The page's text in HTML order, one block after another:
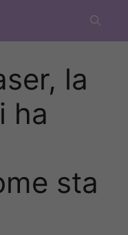
la
ha
sta